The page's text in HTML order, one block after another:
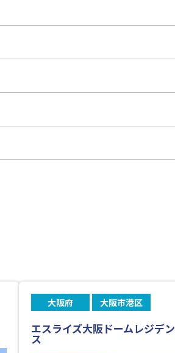
大阪府 大阪市港区
エスライズ大阪ドームレジデン
ス